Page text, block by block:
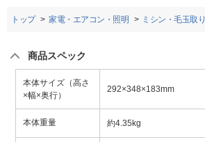
トップ 家電・エアコン・照明 ミシン・毛玉取り
商品スペック
本体サイズ（高さ
×幅×奥行）
292×348×183mm
本体重量 約4.35kg